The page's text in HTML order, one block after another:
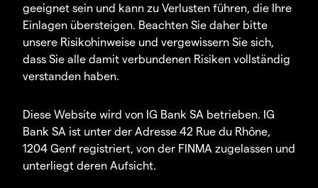
geeignet sein und kann zu Verlusten führen, die Ihre
Einlagen übersteigen. Beachten Sie daher bitte
unsere Risikohinweise und vergewissern Sie sich,
dass Sie alle damit verbundenen Risiken vollständig
verstanden haben.
Diese Website wird von IG Bank SA betrieben. IG
Bank SA ist unter der Adresse 42 Rue du Rhône,
1204 Genf registriert, von der FINMA zugelassen und
unterliegt deren Aufsicht.